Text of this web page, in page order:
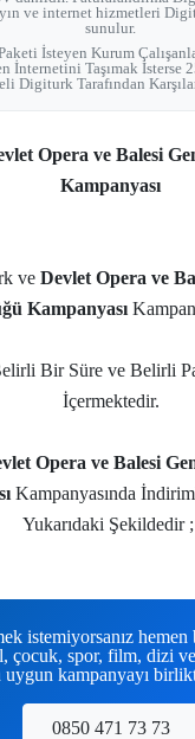
ve internet hizmetleri
sunulur.
İsteyen Kurum
İnternetini Taşımak İsterse
Digiturk Tarafından
Opera ve Balesi
Kampanyası
ve Devlet Opera ve
Kampanyası
Bir Süre ve Belirli
İçermektedir.
Opera ve Balesi
Kampanyasında
Yukarıdaki Şekildedir ;
istemiyorsanız hemen
çocuk, spor, film, dizi
uygun kampanyayı
0850 471 73 73